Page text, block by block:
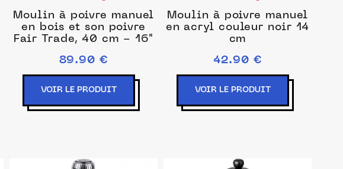
Moulin à poivre manuel
en bois et son poivre
Fair Trade, 40 cm - 16"
89.90 €
VOIR LE PRODUIT
Moulin à poivre manuel
en acryl couleur noir 14
cm
42.90 €
VOIR LE PRODUIT